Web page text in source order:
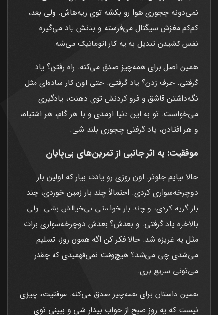
نمی‌دونه چجوری هوا رو بکشه توی ریه‌هاش. ولی بعد،
کم‌کم مغزش سیگنال می‌فرسته و بدنش یاد می‌گیره.
نفس کشیدن تبدیل به یه کار اتوماتیک می‌شه.
همین اصل برای همه‌چیز صدق می‌کنه. راه رفتن؟ یاد
گرفتی. حرف زدن؟ یاد گرفتی. حتی اون کار ساده‌ای مثل
نگه‌داشتن قاشق و فرو کردنش توی دهنت، یادگیری
می‌خواست. تو به این دنیا اومدی و با هر گام، هر اشتباه،
و هر افتادن، یاد گرفتی چجوری بلند شی.
موفقیت: یه اثر جانبی از تمرین‌های بی‌پایان
حالا بیایم جلوتر. اون روزی رو یادت بیار که اولین بار
دوچرخه‌سواری کردی. احتمالاً چند بار زمین خوردی، چند
بار گریه کردی، و چند بار خواستی بی‌خیالش بشی. ولی
بالاخره یاد گرفتی. و بعدش؟ بعدش دوچرخه‌سواری برات
مثل یه غریزه شد. حالا فکر کن اگه همون روز، تسلیم
می‌شدی چی می‌شد؟ هیچ‌وقت نمی‌فهمیدی که چقدر
می‌تونی سریع بری.
همین داستان برای همه‌چیز صدق می‌کنه. موفقیت، چیزی
نیست که یه روز صبح از خواب بیدار شی و ببینی توی